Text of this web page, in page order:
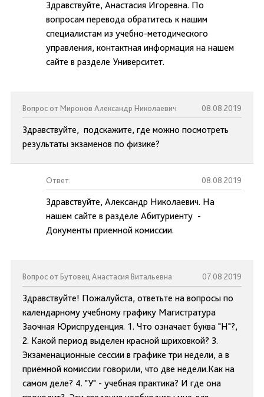
Здравствуйте, Анастасия Игоревна. По
вопросам перевода обратитесь к нашим
специалистам из учебно-методического
управления, контактная информация на нашем
сайте в разделе Университет.
Вопрос от Миронов Александр Николаевич 08.08.2019
Здравствуйте, подскажите, где можно посмотреть
результаты экзаменов по физике?
Ответ: 08.08.2019
Здравствуйте, Александр Николаевич. На
нашем сайте в разделе Абитуриенту -
Документы приемной комиссии.
Вопрос от Бутовец Анастасия Витальевна 07.08.2019
Здравствуйте! Пожалуйста, ответьте на вопросы по
календарному учебному графику Магистратура
Заочная Юриспруденция. 1. Что означает буква "Н"?,
2. Какой период выделен красной шриховкой? 3.
Экзаменационные сессии в графике три недели, а в
приёмной комиссии говорили, что две недели.Как на
самом деле? 4. "У" - учебная практика? И где она